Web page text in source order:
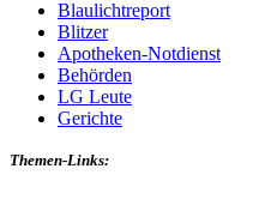
Blaulichtreport
Blitzer
Apotheken-Notdienst
Behörden
LG Leute
Gerichte
Themen-Links: